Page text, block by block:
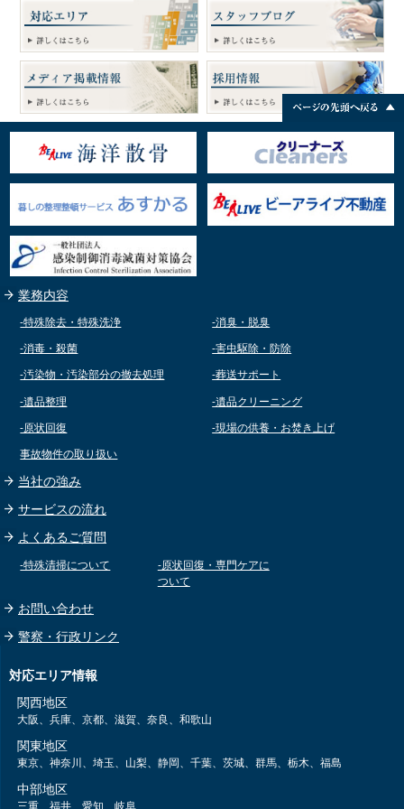
言ったところでしょうか。 この仕事をしていると、お宝
が出てきますか？ とよく聞かれますが、お宝が出てくる
のは１割程度かなと思います。 みなさま、あまり期待さ
れない方がよいかなと。 今回は、お金のお話でした。
包丁で刺して苦しみながらはいずりまわり、家中の至る
所に血液が飛び散り、最期はお風呂場で絶命したのでし
ょう。 血だまりがくっきり包丁の跡になっていました。
コロナ過で仕事が無くてお金も無い状態が続き、賃貸マ
ンションなので迷惑かけないように、河川敷で刃物で自
身を 刺し絶命した方の部屋の遺品整理をしていた時のお
父さんの悲しそうな顔を思い出します。 離婚して子供た
ちと会えないのが辛いんでしょうね。子供たちの写真を
囲んで練炭自殺した方。何人かいました。 他にも沢山の
故人さんの壮絶な最期のお掃除しました。 特殊清掃は決
して楽な仕事ではありません。故人さん自身もまさか自
分が腐敗して想像していた以上に 身体が腐り腐敗体液で
ドロドロになるなんて思っていなかったと思います。 絶
対その事に対してはどんな現場であれ、私たちが原状回
復して、元の状態にしてあげないといけません。 特殊清
掃のエキスパートとしてプライドもって従事します。 特
殊清掃や遺品整理でお困りの方はSCS特殊清掃ケアサービ
スまでご連絡お待ちしております。 0120-469-466
時間除染作業は、本当にきつかったものです。 その除染
作業依頼も徐々に減っては来ているのは、本当に良い事
だと思います。 早く前のようにマスクもしなくていい生
活に戻れますように。 ＳＣＳでは孤独死、孤立死、自
殺、事件現場の特殊清掃や新型コロナウイルス感染症に
羅漢された方の職場や 自宅の除染作業を行っておりま
す。お問合せスタッフ一同心よりお待ちしております。
サービスにお任せください。
た。 さらに、ゴミの下層部分を掘り起こすたびに 湿った
ゴミの間をチャバネゴキブリたちが走り回り、 同じくゴ
キ塚も何カ所か発見しました。 そして、部屋の隅には、
巨大なクロゴキブリが鎮座するエリアもありました。 不
思議なことに、このお部屋の虫たちは、 私たちが日常で
接するゴキたちと違い、 あまり警戒心がなく、発見され
ても、落ち着いていて 逃げるそぶりを見せません。 さな
がら、森を散策していて、 ひょいっと石をどけたときに
見つけた昆虫たちのような、 一瞬驚きはするものの、
「ここは私たちのねぐらですが、何か？」 とでも言わん
ばかりの落ち着き方で、 部屋の最下層部には、家主の生
活圏とは別の、 「虫たちの楽園」が広がっているようで
した。 そういえばこちらのお宅、天井に大量のクモの巣
があり、 違和感があったのですが、 ゴキたちをエサに、
クモもまた大量発生している、 まさに独自の生態系が作
られていたのでした。 ゴミの最下層には2019年ごろの雑
誌があり、 そこまでの時間は経っていなかったと思われ
ますが、 ここまでの状況になってしまった理由は何なの
か、 気になるところでしたが、 そこまでプライバシーに
踏み込むことはできません。 今回は会社が借り上げてい
るお部屋での作業でした。 もしも、従業員の方のお部屋
がマズいことになっているかも… そんな気配を感じた
ら、早めに対処されることをお勧めいたします。 ご相談
だけでも結構ですので、 お気軽にビー・アライブまでご
連絡ください。
業務内容
-特殊除去・特殊洗浄
-消臭・脱臭
-消毒・殺菌
-害虫駆除・防除
-汚染物・汚染部分の撤去処理
-葬送サポート
-遺品整理
-遺品クリーニング
-原状回復
-現場の供養・お焚き上げ
事故物件の取り扱い
当社の強み
サービスの流れ
よくあるご質問
-特殊清掃について
-原状回復・専門ケアに
ついて
お問い合わせ
警察・行政リンク
対応エリア情報
関西地区
大阪、 兵庫、 京都、 滋賀、 奈良、 和歌山
関東地区
東京、 神奈川、 埼玉、 山梨、 静岡、 千葉、 茨城、 群馬、 栃木、 福島
中部地区
三重、 福井、 愛知 岐阜